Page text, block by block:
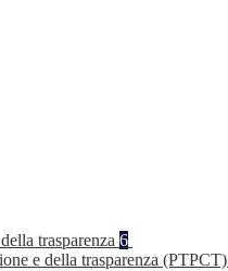
trasparenza 6
e della trasparenza (PTPCT)